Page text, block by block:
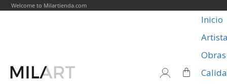
Welcome to Milartienda.com
Inicio
Obras